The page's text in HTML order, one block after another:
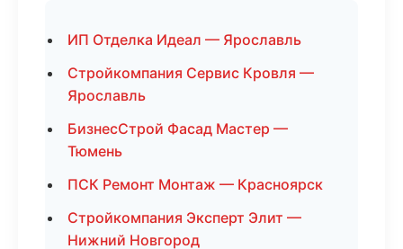
ИП Отделка Идеал — Ярославль
Стройкомпания Сервис Кровля —
Ярославль
БизнесСтрой Фасад Мастер —
Тюмень
ПСК Ремонт Монтаж — Красноярск
Стройкомпания Эксперт Элит —
Нижний Новгород